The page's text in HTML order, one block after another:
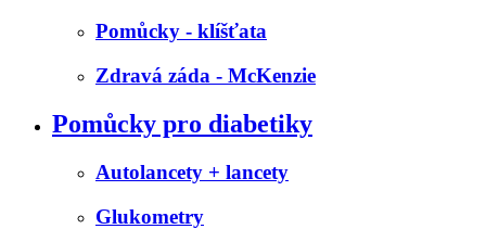
Pomůcky - klíšťata
Zdravá záda - McKenzie
Pomůcky pro diabetiky
Autolancety + lancety
Glukometry